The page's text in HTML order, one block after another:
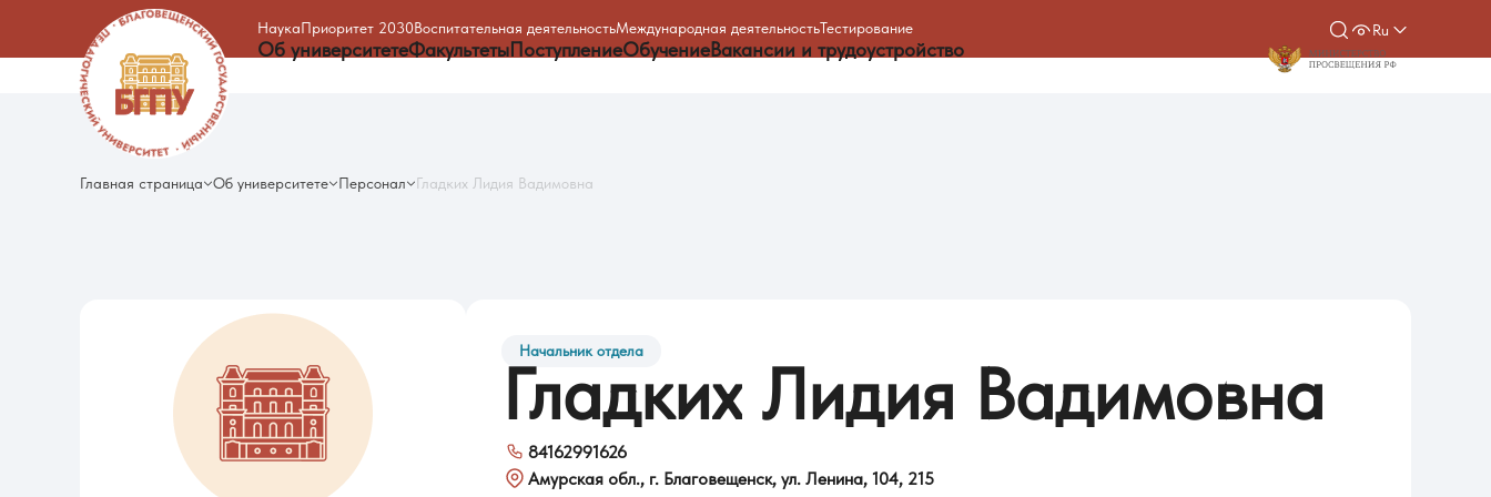
НаукаПриоритет 2030Воспитательная деятельностьМеждународная деятельностьТестирование
Об университетеФакультетыПоступлениеОбучениеВакансии и трудоустройство
Ru
Главная страница Об университете Персонал Гладких Лидия Вадимовна
Начальник отдела
Гладких Лидия Вадимовна
84162991626
Амурская обл., г. Благовещенск, ул. Ленина, 104, 215